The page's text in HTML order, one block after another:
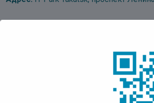
выходные дни
–